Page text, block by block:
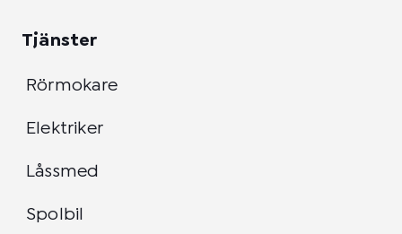
Tjänster
Rörmokare
Elektriker
Låssmed
Spolbil